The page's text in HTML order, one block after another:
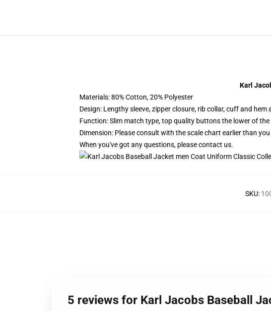
Karl
Materials: 80% Cotton, 20% Polyester
Design: Lengthy sleeve, zipper closure, rib collar, cuff and hem
Function: Slim match type, top quality buttons the lower of
Dimension: Please consult with the scale chart earlier than
When you've got any questions, please contact us.
SKU:
5 reviews for Karl Jacobs Baseball